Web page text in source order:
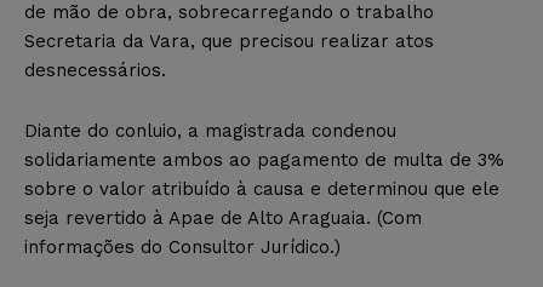
de mão de obra, sobrecarregando o trabalho
Secretaria da Vara, que precisou realizar atos
desnecessários.
Diante do conluio, a magistrada condenou
solidariamente ambos ao pagamento de multa de 3%
sobre o valor atribuído à causa e determinou que ele
seja revertido à Apae de Alto Araguaia. (Com
informações do Consultor Jurídico.)